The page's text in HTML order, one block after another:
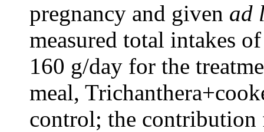
pregnancy and given ad
measured total intakes
160 g/day for the
meal,
control; the contribution